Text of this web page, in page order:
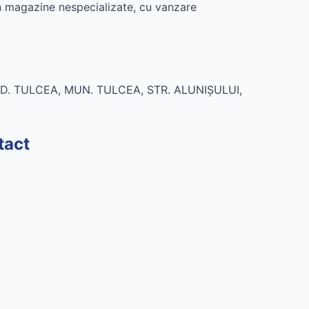
magazine nespecializate, cu vanzare
TULCEA, MUN. TULCEA, STR. ALUNIŞULUI,